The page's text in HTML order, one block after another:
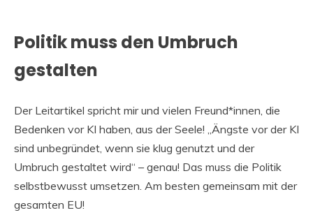
Politik muss den Umbruch
gestalten
Der Leitartikel spricht mir und vielen Freund*innen, die
Bedenken vor KI haben, aus der Seele! „Ängste vor der KI
sind unbegründet, wenn sie klug genutzt und der
Umbruch gestaltet wird“ – genau! Das muss die Politik
selbstbewusst umsetzen. Am besten gemeinsam mit der
gesamten EU!